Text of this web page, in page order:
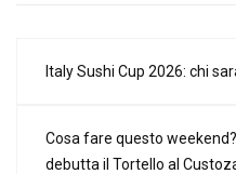
Italy Sushi Cup 2026: chi
Cosa fare questo
debutta il Tortello al